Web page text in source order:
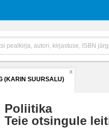
(KARIN SUURSALU)
X
Poliitika
Teie otsingule